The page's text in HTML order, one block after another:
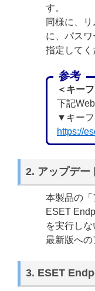
す。
同様に、
に、パス
指定してく
参考
＜キー
下記
▼キーフ
https://
2. アップデー
本製品の
ESET
を実行しな
最新版へ
3. ESET